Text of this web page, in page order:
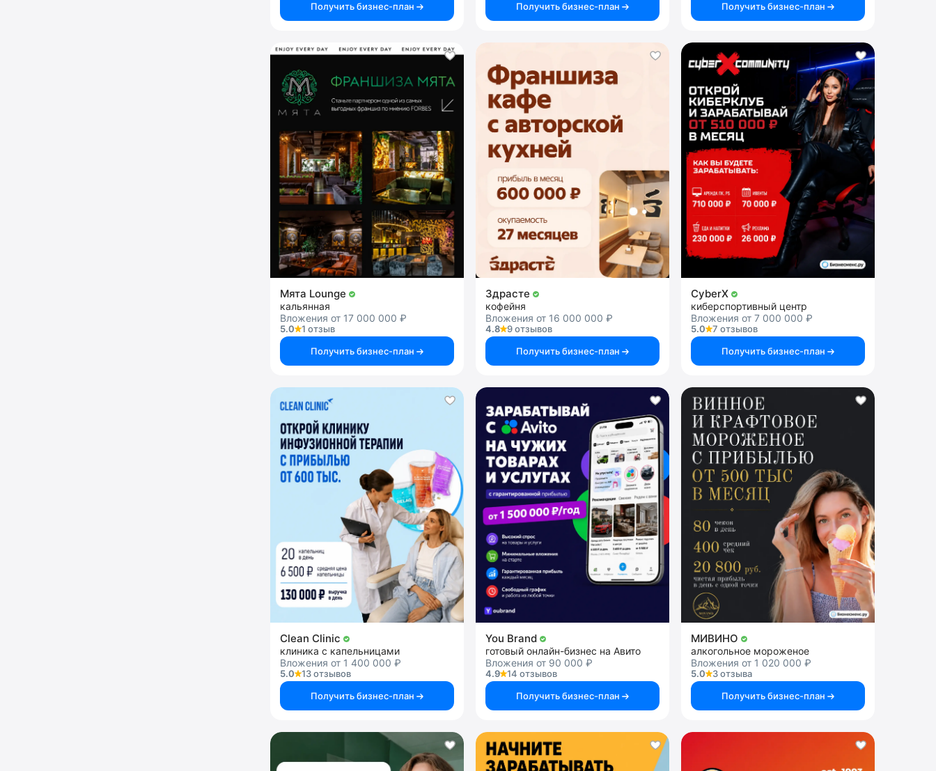
Получить бизнес-план
Получить бизнес-план
Получить бизнес-план
Мята Lounge
кальянная
Вложения от 17 000 000 ₽
5.0
1 отзыв
Получить бизнес-план
Здрасте
кофейня
Вложения от 16 000 000 ₽
4.8
9 отзывов
Получить бизнес-план
CyberX
киберспортивный центр
Вложения от 7 000 000 ₽
5.0
7 отзывов
Получить бизнес-план
Clean Clinic
клиника с капельницами
Вложения от 1 400 000 ₽
5.0
13 отзывов
Получить бизнес-план
You Brand
готовый онлайн-бизнес на Авито
Вложения от 90 000 ₽
4.9
14 отзывов
Получить бизнес-план
МИВИНО
алкогольное мороженое
Вложения от 1 020 000 ₽
5.0
3 отзыва
Получить бизнес-план